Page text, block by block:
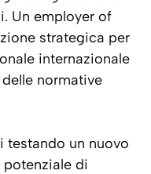
Un employer of
strategica per
internazionale
normative
testando un nuovo
potenziale di